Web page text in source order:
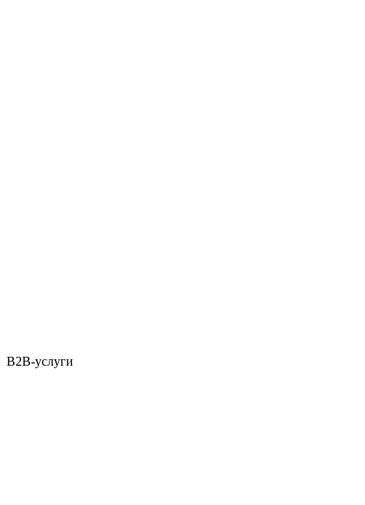
B2B-услуги